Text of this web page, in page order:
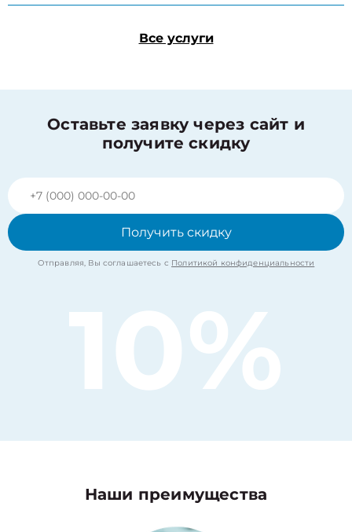
Все услуги
Оставьте заявку через сайт и
получите скидку
Получить скидку
Отправляя, Вы соглашаетесь с Политикой конфиденциальности
10%
Наши преимущества